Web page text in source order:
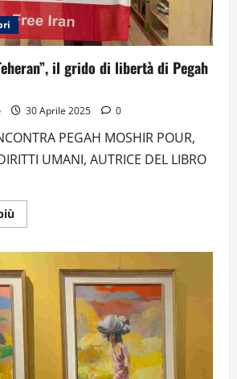
il grido di libertà di Pegah
30 Aprile 2025 0
PEGAH MOSHIR POUR,
UMANI, AUTRICE DEL LIBRO
Ulteriori
informazioni
sopra
Teheran”,
grido
di
libertà
di
Pegah
Moshir
Pour